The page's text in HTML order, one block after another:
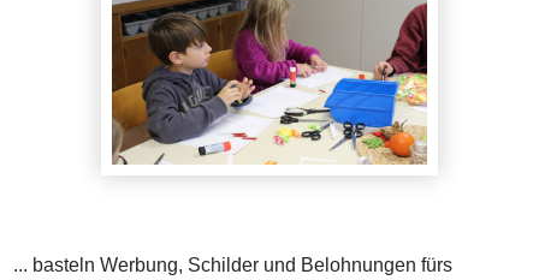
... basteln Werbung, Schilder und Belohnungen fürs